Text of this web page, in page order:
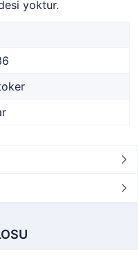
yoktur.